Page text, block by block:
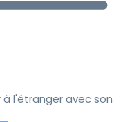
l'étranger avec son